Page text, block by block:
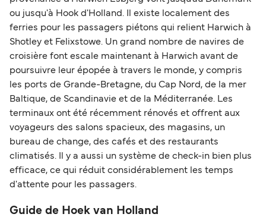
ou jusqu'à Hook d'Holland. Il existe localement des
ferries pour les passagers piétons qui relient Harwich à
Shotley et Felixstowe. Un grand nombre de navires de
croisière font escale maintenant à Harwich avant de
poursuivre leur épopée à travers le monde, y compris
les ports de Grande-Bretagne, du Cap Nord, de la mer
Baltique, de Scandinavie et de la Méditerranée. Les
terminaux ont été récemment rénovés et offrent aux
voyageurs des salons spacieux, des magasins, un
bureau de change, des cafés et des restaurants
climatisés. Il y a aussi un système de check-in bien plus
efficace, ce qui réduit considérablement les temps
d'attente pour les passagers.
Guide de Hoek van Holland